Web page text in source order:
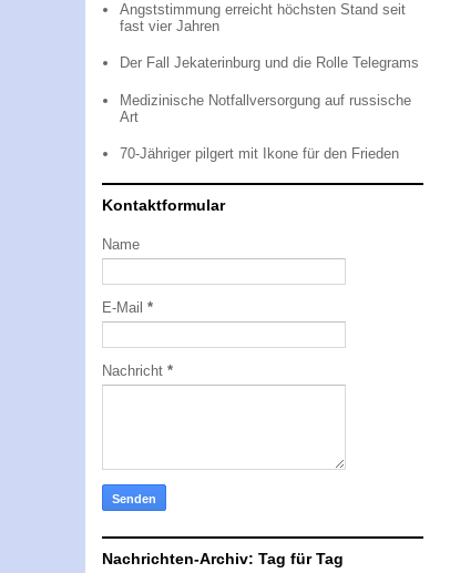
Angststimmung erreicht höchsten Stand seit
fast vier Jahren
Der Fall Jekaterinburg und die Rolle Telegrams
Medizinische Notfallversorgung auf russische
Art
70-Jähriger pilgert mit Ikone für den Frieden
Kontaktformular
Name
E-Mail *
Nachricht *
Nachrichten-Archiv: Tag für Tag